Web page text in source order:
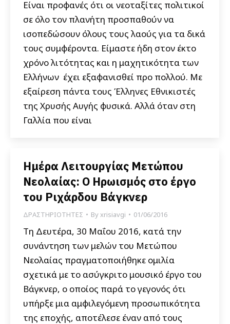
Είναι προφανές ότι οι νεοταξίτες πολιτικοί
σε όλο τον πλανήτη προσπαθούν να
ισοπεδώσουν όλους τους λαούς για τα δικά
τους συμφέροντα. Είμαστε ήδη στον έκτο
χρόνο λιτότητας και η μαχητικότητα των
Ελλήνων έχει εξαφανισθεί προ πολλού. Με
εξαίρεση πάντα τους Έλληνες Εθνικιστές
της Χρυσής Αυγής φυσικά. Αλλά όταν στη
Γαλλία που είναι
Ημέρα Λειτουργίας Μετώπου
Νεολαίας: Ο Ηρωισμός στο έργο
του Ριχάρδου Βάγκνερ
ΔΡΑΣΤΗΡΙΟΤΗΤΕΣ Byxrisiavgi 01/06/2016
Τη Δευτέρα, 30 Μαΐου 2016, κατά την
συνάντηση των μελών του Μετώπου
Νεολαίας πραγματοποιήθηκε ομιλία
σχετικά με το ασύγκριτο μουσικό έργο του
Βάγκνερ, ο οποίος παρά το γεγονός ότι
υπήρξε μια αμφιλεγόμενη προσωπικότητα
της εποχής, αποτέλεσε έναν από τους